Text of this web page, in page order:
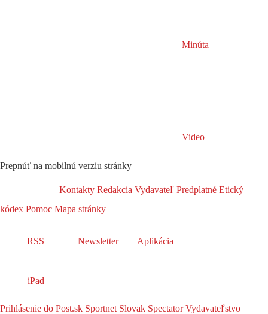
Minúta
Video
Prepnúť na mobilnú verziu stránky
Kontakty Redakcia Vydavateľ Predplatné Etický
kódex Pomoc Mapa stránky
RSS Newsletter Aplikácia
iPad
Prihlásenie do Post.sk Sportnet Slovak SpectatorVydavateľstvo